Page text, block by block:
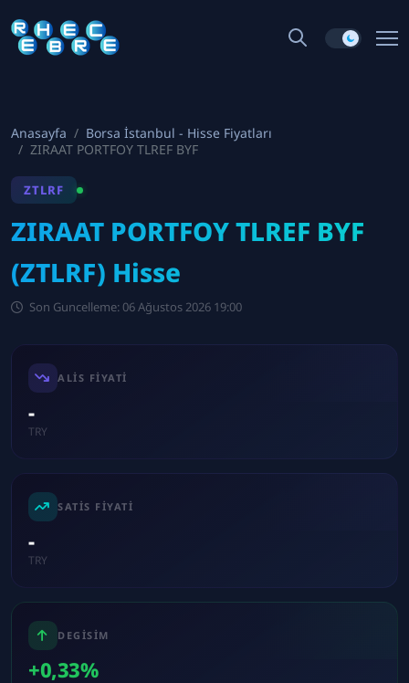
Anasayfa
Borsa İstanbul - Hisse Fiyatları
ZIRAAT PORTFOY TLREF BYF
ZTLRF
ZIRAAT PORTFOY TLREF BYF
(ZTLRF) Hisse
Son Guncelleme: 06 Ağustos 2026 19:00
ALIS FIYATI
-
TRY
SATIS FIYATI
-
TRY
DEGISIM
+0,33%